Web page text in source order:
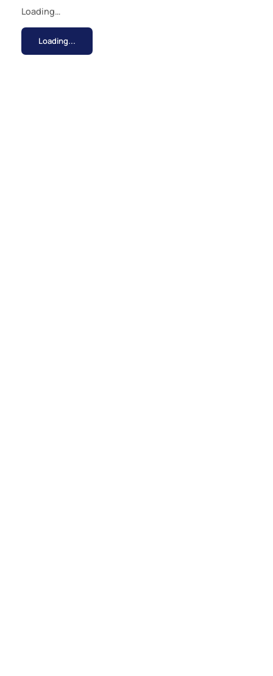
Loading…
Loading...